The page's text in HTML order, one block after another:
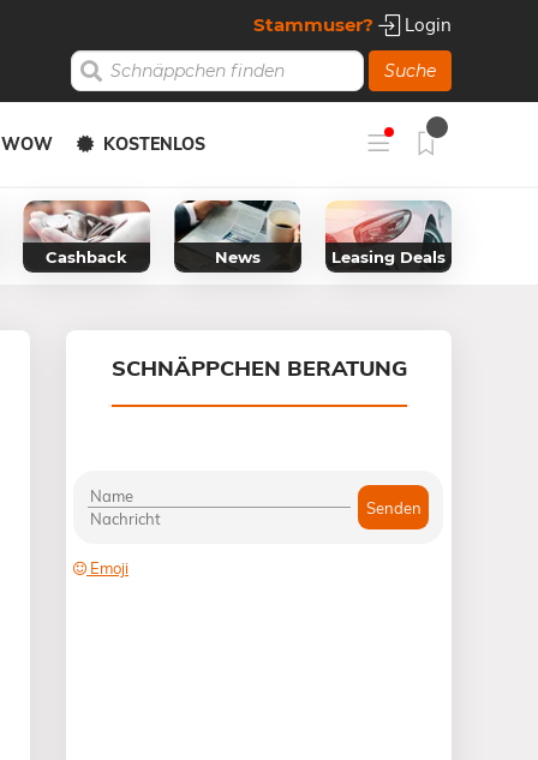
Stammuser? Login
Suche
WOW KOSTENLOS
Cashback News Leasing Deals
SCHNÄPPCHEN BERATUNG